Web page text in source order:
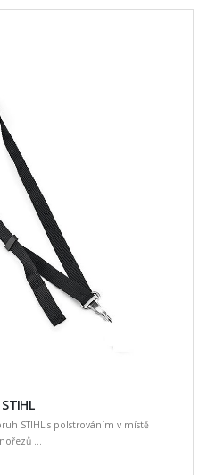
STIHL s polstrováním v místě
...